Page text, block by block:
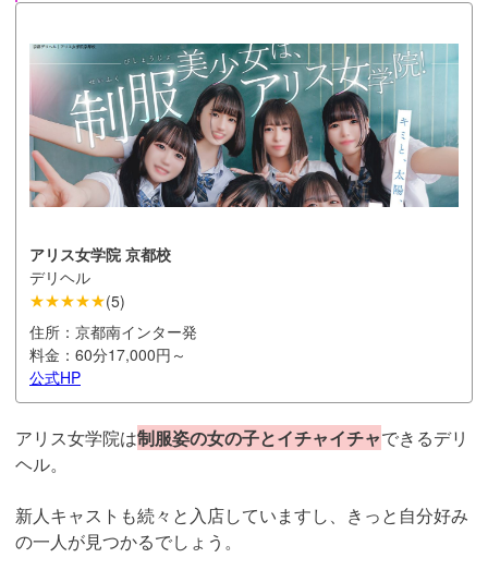
アリス女学院 京都校
デリヘル
★★★★★(5)
住所： 京都南インター発
料金： 60分17,000円～
公式HP
アリス女学院は制服姿の女の子とイチャイチャできるデリ
ヘル。
新人キャストも続々と入店していますし、きっと自分好み
の一人が見つかるでしょう。